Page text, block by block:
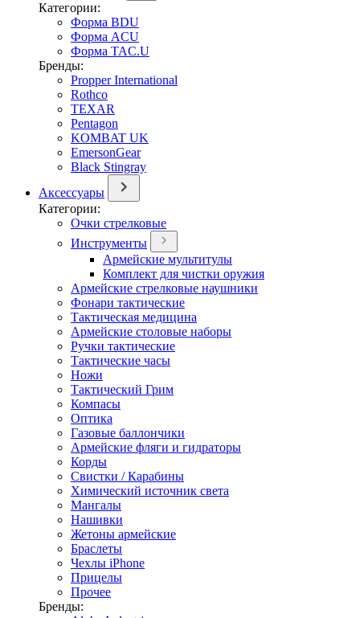
Категории:
Форма BDU
Форма ACU
Форма TAC.U
Бренды:
Propper International
Rothco
TEXAR
Pentagon
KOMBAT UK
EmersonGear
Black Stingray
Аксессуары
Категории:
Очки стрелковые
Инструменты
Армейские мультитулы
Комплект для чистки оружия
Армейские стрелковые наушники
Фонари тактические
Тактическая медицина
Армейские столовые наборы
Ручки тактические
Тактические часы
Ножи
Тактический Грим
Компасы
Оптика
Газовые баллончики
Армейские фляги и гидраторы
Корды
Свистки / Карабины
Химический источник света
Мангалы
Нашивки
Жетоны армейские
Браслеты
Чехлы iPhone
Прицелы
Прочее
Бренды: